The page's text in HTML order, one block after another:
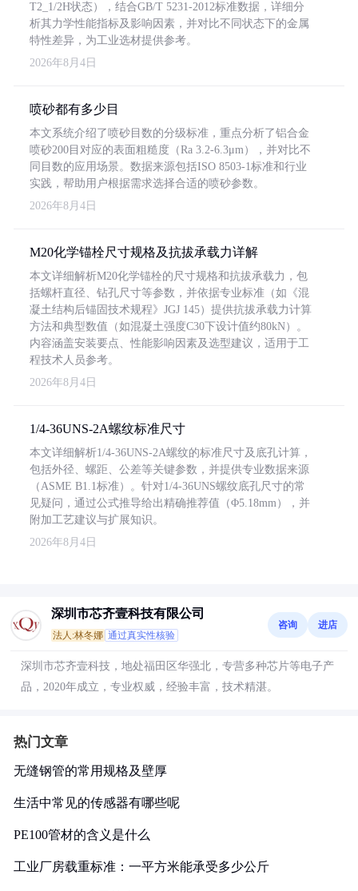
T2_1/2H状态），结合GB/T 5231-2012标准数据，详细分
析其力学性能指标及影响因素，并对比不同状态下的金属
特性差异，为工业选材提供参考。
2026年8月4日
喷砂都有多少目
本文系统介绍了喷砂目数的分级标准，重点分析了铝合金
喷砂200目对应的表面粗糙度（Ra 3.2-6.3μm），并对比不
同目数的应用场景。数据来源包括ISO 8503-1标准和行业
实践，帮助用户根据需求选择合适的喷砂参数。
2026年8月4日
M20化学锚栓尺寸规格及抗拔承载力详解
本文详细解析M20化学锚栓的尺寸规格和抗拔承载力，包
括螺杆直径、钻孔尺寸等参数，并依据专业标准（如《混
凝土结构后锚固技术规程》JGJ 145）提供抗拔承载力计算
方法和典型数值（如混凝土强度C30下设计值约80kN）。
内容涵盖安装要点、性能影响因素及选型建议，适用于工
程技术人员参考。
2026年8月4日
1/4-36UNS-2A螺纹标准尺寸
本文详细解析1/4-36UNS-2A螺纹的标准尺寸及底孔计算，
包括外径、螺距、公差等关键参数，并提供专业数据来源
（ASME B1.1标准）。针对1/4-36UNS螺纹底孔尺寸的常
见疑问，通过公式推导给出精确推荐值（Φ5.18mm），并
附加工艺建议与扩展知识。
2026年8月4日
深圳市芯齐壹科技有限公司
法人:林冬娜 通过真实性核验
咨询 进店
深圳市芯齐壹科技，地处福田区华强北，专营多种芯片等电子产
品，2020年成立，专业权威，经验丰富，技术精湛。
热门文章
无缝钢管的常用规格及壁厚
生活中常见的传感器有哪些呢
PE100管材的含义是什么
工业厂房载重标准：一平方米能承受多少公斤